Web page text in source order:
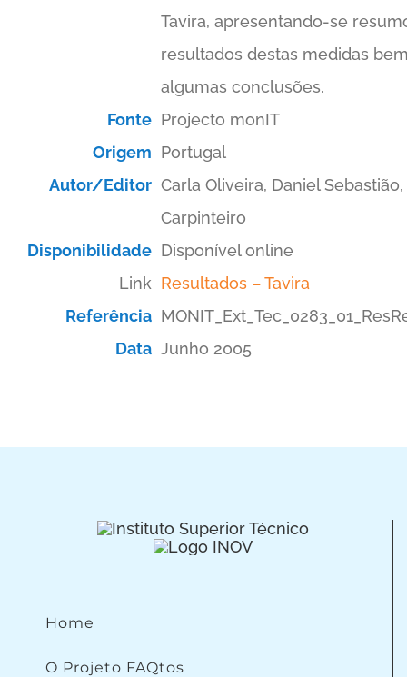
Tavira, apresentando-se
resultados destas medidas
algumas conclusões.
Fonte Projecto monIT
Origem Portugal
Autor/Editor Carla Oliveira, Daniel
Carpinteiro
Disponibilidade Disponível online
Link Resultados – Tavira
Referência
Data Junho 2005
Home
O Projeto FAQtos